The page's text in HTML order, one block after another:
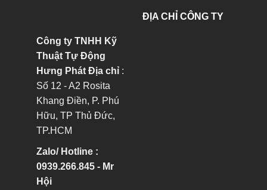
Công ty TNHH Kỹ
Thuật Tự Động
Hưng Phát Địa chỉ :
Số 12 - A2 Rosita
Khang Điền, P. Phú
Hữu, TP Thủ Đức,
TP.HCM
Zalo/ Hotline :
0939.266.845 - Mr
Hội
ĐỊA CHỈ CÔNG TY